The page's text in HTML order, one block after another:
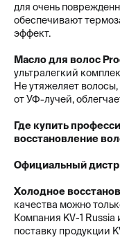
для очень
обеспечивают
эффект.
Масло для волос
ультралегкий
Не утяжеляет
от УФ-лучей,
Где купить
восстановление
Официальный
Холодное
качества можно
Компания KV-1
поставку продукции